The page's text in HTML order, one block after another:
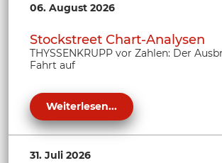
06. August 2026
Stockstreet Chart-Analysen
THYSSENKRUPP vor Zahlen: Der
Fahrt auf
Weiterlesen...
31. Juli 2026